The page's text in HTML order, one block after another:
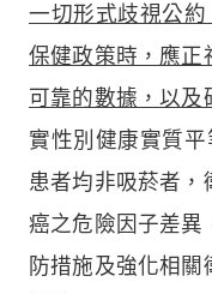
一切形式歧視公
保健政策時，應正
可靠的數據，以及
實性別健康實質
患者均非吸菸者，
癌之危險因子差異
防措施及強化相